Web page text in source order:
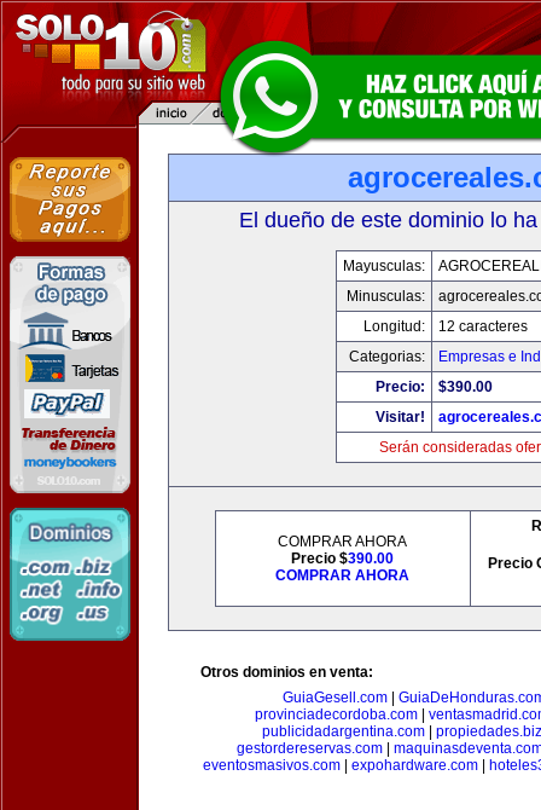
El dueño de este dominio lo
Mayusculas:
Minusculas:
Longitud:
12 caracteres
Categorias:
Empresas e
Precio:
$390.00
Visitar!
Serán consideradas
COMPRAR AHORA
Precio $390.00
COMPRAR AHORA
Precio
Otros dominios en venta:
GuiaGesell.com
provinciadecordoba.com
publicidadargentina.com| propiedades.biz
gestordereservas.com|
eventosmasivos.com
expohardware.com